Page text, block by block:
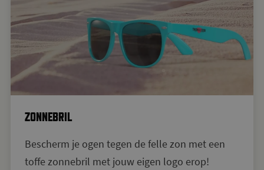
ZONNEBRIL
Bescherm je ogen tegen de felle zon met een
toffe zonnebril met jouw eigen logo erop!